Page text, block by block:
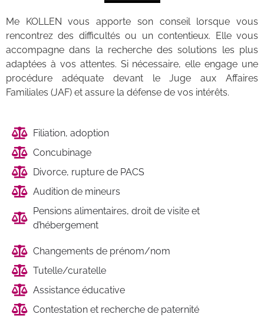
Me KOLLEN vous apporte son conseil lorsque vous
rencontrez des difficultés ou un contentieux. Elle vous
accompagne dans la recherche des solutions les plus
adaptées à vos attentes. Si nécessaire, elle engage une
procédure adéquate devant le Juge aux Affaires
Familiales (JAF) et assure la défense de vos intérêts.
Filiation, adoption
Concubinage
Divorce, rupture de PACS
Audition de mineurs
Pensions alimentaires, droit de visite et
d’hébergement
Changements de prénom/nom
Tutelle/curatelle
Assistance éducative
Contestation et recherche de paternité